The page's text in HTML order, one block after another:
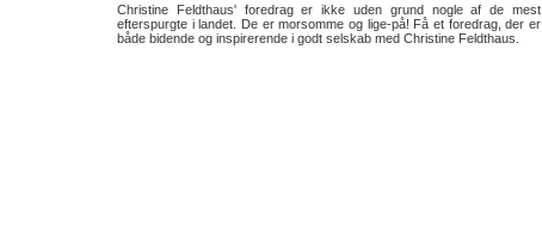
Christine Feldthaus' foredrag er ikke uden grund nogle af de mest
efterspurgte i landet. De er morsomme og lige-på! Få et foredrag, der er
både bidende og inspirerende i godt selskab med Christine Feldthaus.